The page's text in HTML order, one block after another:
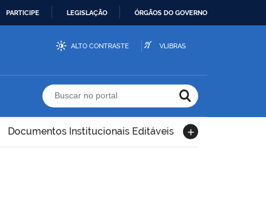
PARTICIPE LEGISLAÇÃO ÓRGÃOS DO GOVERNO
ALTO CONTRASTE VLIBRAS
Buscar no portal
Documentos Institucionais Editáveis